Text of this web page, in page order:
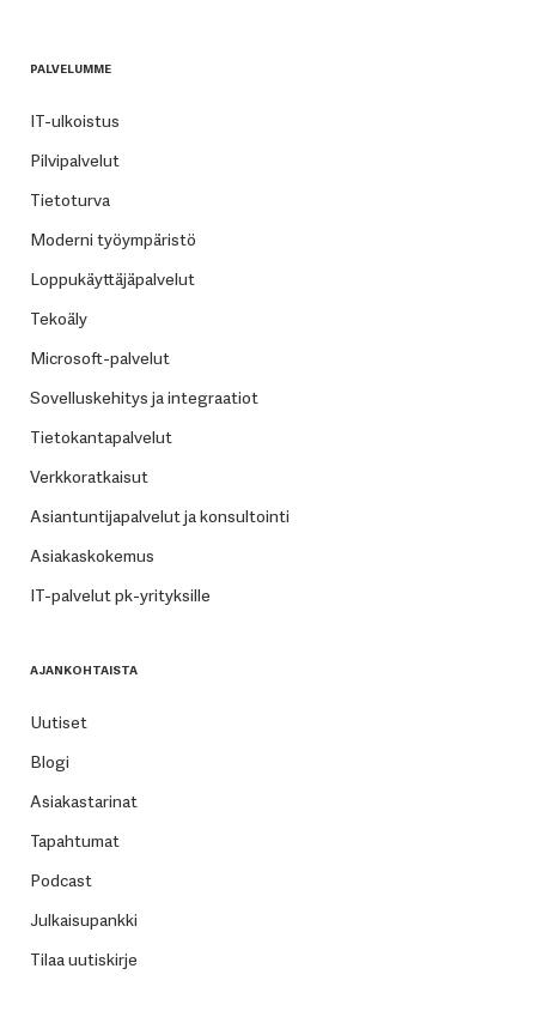
PALVELUMME
IT-ulkoistus
Pilvipalvelut
Tietoturva
Moderni työympäristö
Loppukäyttäjäpalvelut
Tekoäly
Microsoft-palvelut
Sovelluskehitys ja integraatiot
Tietokantapalvelut
Verkkoratkaisut
Asiantuntijapalvelut ja konsultointi
Asiakaskokemus
IT-palvelut pk-yrityksille
AJANKOHTAISTA
Uutiset
Blogi
Asiakastarinat
Tapahtumat
Podcast
Julkaisupankki
Tilaa uutiskirje